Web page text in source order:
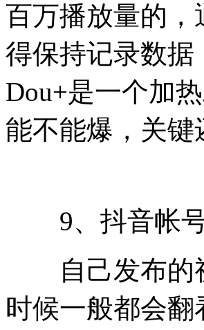
百万播放量的，
得保持记录数
Dou+是一个加
能不能爆，关键
9、抖音帐号
自己发布的视
时候一般都会